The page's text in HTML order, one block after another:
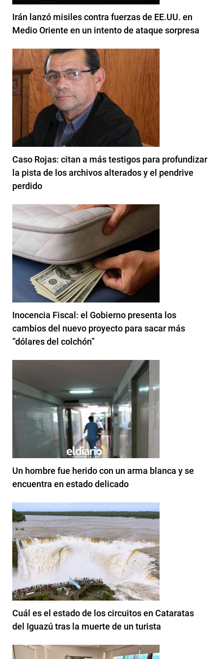
Irán lanzó misiles contra fuerzas de EE.UU. en
Medio Oriente en un intento de ataque sorpresa
Caso Rojas: citan a más testigos para profundizar
la pista de los archivos alterados y el pendrive
perdido
Inocencia Fiscal: el Gobierno presenta los
cambios del nuevo proyecto para sacar más
“dólares del colchón”
Un hombre fue herido con un arma blanca y se
encuentra en estado delicado
Cuál es el estado de los circuitos en Cataratas
del Iguazú tras la muerte de un turista